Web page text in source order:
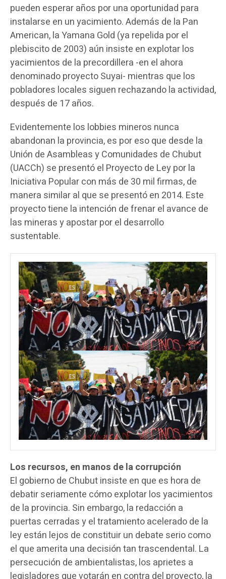
pueden esperar años por una oportunidad para
instalarse en un yacimiento. Además de la Pan
American, la Yamana Gold (ya repelida por el
plebiscito de 2003) aún insiste en explotar los
yacimientos de la precordillera -en el ahora
denominado proyecto Suyai- mientras que los
pobladores locales siguen rechazando la actividad,
después de 17 años.
Evidentemente los lobbies mineros nunca
abandonan la provincia, es por eso que desde la
Unión de Asambleas y Comunidades de Chubut
(UACCh) se presentó el Proyecto de Ley por la
Iniciativa Popular con más de 30 mil firmas, de
manera similar al que se presentó en 2014. Este
proyecto tiene la intención de frenar el avance de
las mineras y apostar por el desarrollo
sustentable.
Los recursos, en manos de la corrupción
El gobierno de Chubut insiste en que es hora de
debatir seriamente cómo explotar los yacimientos
de la provincia. Sin embargo, la redacción a
puertas cerradas y el tratamiento acelerado de la
ley están lejos de constituir un debate serio como
el que amerita una decisión tan trascendental. La
persecución de ambientalistas, los aprietes a
legisladores que votarán en contra del proyecto, la